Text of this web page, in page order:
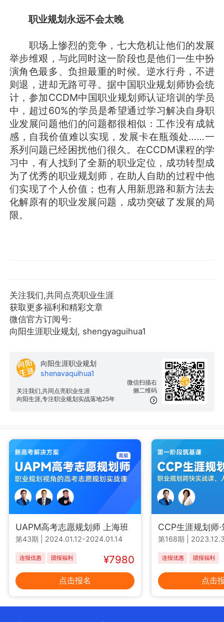
职业规划永远不会太晚
职场上惨烈的竞争，七大危机让他们的发展
举步维艰，与此同时这一阶段也是他们一生中扮
演角色最多、负担最重的时候。逆水行舟，不进
则退，进却无路可寻。据中国职业规划师协会统
计，参加CCDM中国职业规划师认证培训的学员
中，超过60%的学员是希望通过学习解决自身职
业发展问题他们的问题都很相似：工作没有成就
感，自我价值难以实现，发展卡在瓶颈处……一
系列问题已经困扰他们很久。在CCDM课程的学
习中，有人找到了全新的职业定位，成功转型成
为了优秀的职业规划师，在助人自助的过程中他
们实现了个人价值；也有人用新思路和新方法去
化解原有的职业发展问题，成功突破了发展的局
限。
关注我们,共同点亮职业生涯
获取更多福利和精彩文章
微信官方订阅号:
向阳生涯职业规划, shengyaguihua1
微信扫描右
侧二维码
向阳生涯职业规划
shenavaquihua1
关注我们,共同点亮职业生涯
向阳生涯,专注职业规划实战落地25年
UAPM高考志愿规划师 上海班
第43期 2024.01.12-2024.01.14
连报优惠 团报福利 ¥7980
点击报名
CCP生涯规划师
第168期
连报优惠 团报福利
点击